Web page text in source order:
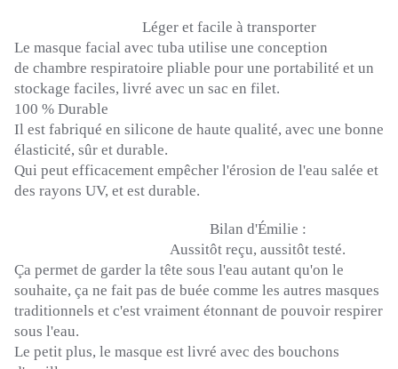
Léger et facile à transporter
Le masque facial avec tuba utilise une conception
de chambre respiratoire pliable pour une portabilité et un
stockage faciles, livré avec un sac en filet.
100 % Durable
Il est fabriqué en silicone de haute qualité, avec une bonne
élasticité, sûr et durable.
Qui peut efficacement empêcher l'érosion de l'eau salée et
des rayons UV, et est durable.
Bilan d'Émilie :
Aussitôt reçu, aussitôt testé.
Ça permet de garder la tête sous l'eau autant qu'on le
souhaite, ça ne fait pas de buée comme les autres masques
traditionnels et c'est vraiment étonnant de pouvoir respirer
sous l'eau.
Le petit plus, le masque est livré avec des bouchons